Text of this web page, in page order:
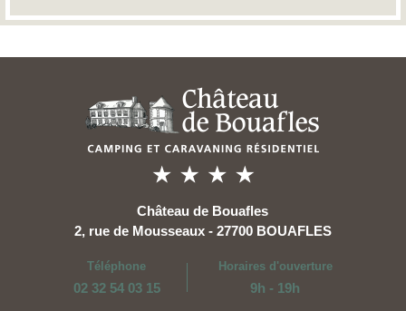
Château de Bouafles
2, rue de Mousseaux - 27700 BOUAFLES
Téléphone
02 32 54 03 15
Horaires d'ouverture
9h - 19h